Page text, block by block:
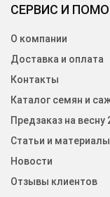
СЕРВИС И
О компании
Доставка и оплата
Контакты
Каталог семян и
Предзаказ на весну
Статьи и материалы
Новости
Отзывы клиентов